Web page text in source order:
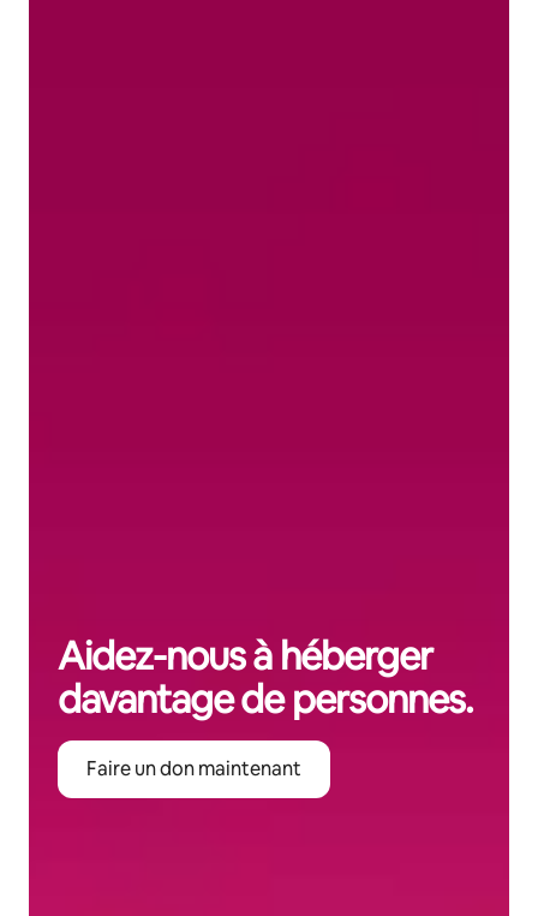
Aidez-nous à héberger
davantage de personnes.
Faire un don maintenant